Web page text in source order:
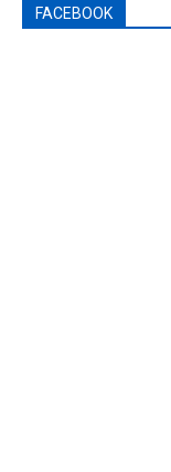
FACEBOOK